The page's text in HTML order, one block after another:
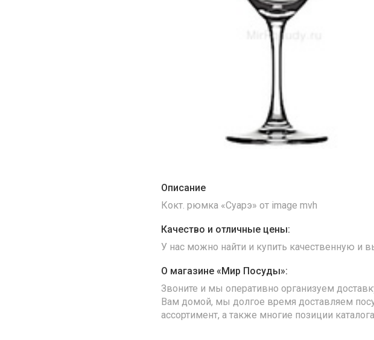
Описание
Кокт. рюмка «Суарэ» от image mvh
Качество и отличные цены:
У нас можно найти и купить качественную и
О магазине «Мир Посуды»:
Звоните и мы оперативно организуем
Вам домой, мы долгое время доставляем
ассортимент, а также многие позиции